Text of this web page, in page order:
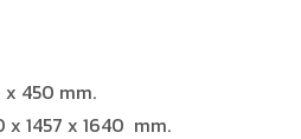
450 mm.
x 1457 x 1640 mm.